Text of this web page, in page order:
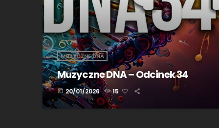
MUZYCZNE DNA
Muzyczne DNA – Odcinek 34
today 20/01/2026 15